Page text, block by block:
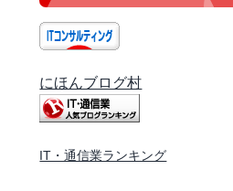
にほんブログ村
IT・通信業ランキング